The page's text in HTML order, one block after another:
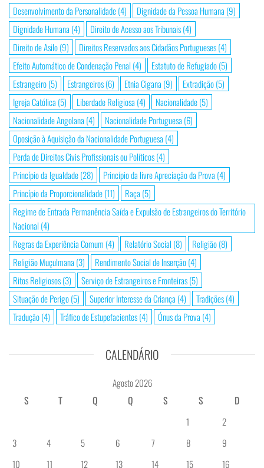
Desenvolvimento da Personalidade(4) Dignidade da Pessoa Humana (9)
Dignidade Humana (4) Direito de Acesso aos Tribunais(4)
Direito de Asilo(9) Direitos Reservados aos Cidadãos Portugueses(4)
Efeito Automático de Condenação Penal (4) Estatuto de Refugiado(5)
Estrangeiro(5) Estrangeiros(6) Etnia Cigana (9) Extradição(5)
Igreja Católica (5) Liberdade Religiosa (4) Nacionalidade(5)
Nacionalidade Angolana (4) Nacionalidade Portuguesa (6)
Oposição à Aquisição da Nacionalidade Portuguesa (4)
Perda de Direitos Civis Profissionais ou Políticos(4)
Princípio da Igualdade(28) Princípio da livre Apreciação da Prova (4)
Princípio da Proporcionalidade(11) Raça (5)
Regime de Entrada Permanência Saída e Expulsão de Estrangeiros do Território
Nacional (4)
Regras da Experiência Comum (4) Relatório Social (8) Religião(8)
Religião Muçulmana (3) Rendimento Social de Inserção(4)
Ritos Religiosos(3) Serviço de Estrangeiros e Fronteiras(5)
Situação de Perigo(5) Superior Interesse da Criança (4) Tradições(4)
Tradução(4) Tráfico de Estupefacientes(4) Ónus da Prova (4)
CALENDÁRIO
Agosto 2026
S
T Q Q S S
D
1
2
3
4 5 6 7 8
9
10
11 12 13 14 15
16